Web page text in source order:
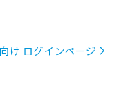
け ログインページ